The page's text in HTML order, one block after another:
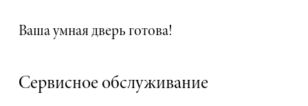
Ваша умная дверь готова!
Сервисное обслуживание